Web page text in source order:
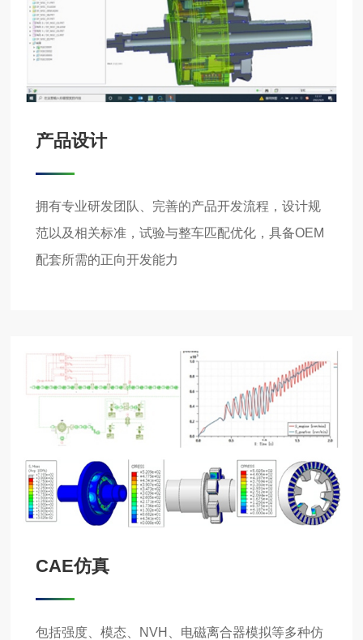
产品设计
拥有专业研发团队、完善的产品开发流程，设计规
范以及相关标准，试验与整车匹配优化，具备OEM
配套所需的正向开发能力
CAE仿真
包括强度、模态、NVH、电磁离合器模拟等多种仿